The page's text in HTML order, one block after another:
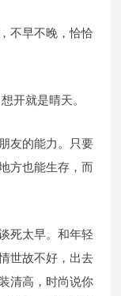
不早不晚，恰恰
开就是晴天。
友的能力。只要
方也能生存，而
死太早。和年轻
世故不好，出去
清高，时尚说你